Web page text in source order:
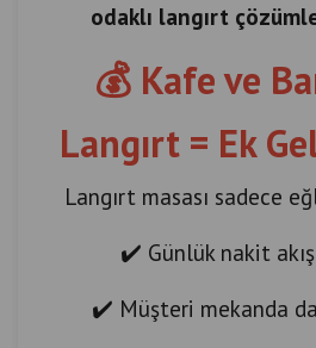
odaklı langırt
💰 Kafe ve
Langırt = Ek
Langırt masası sadece
✔️ Günlük nakit
✔️ Müşteri mekanda